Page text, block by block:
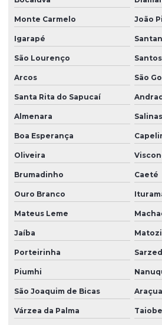
Monte Carmelo João
Igarapé
São Lourenço
Arcos São
Santa Rita do Sapucaí
Almenara Salinas
Boa Esperança
Oliveira
Brumadinho Caeté
Ouro Branco
Mateus Leme
Jaíba
Porteirinha
Piumhi
São Joaquim de Bicas
Várzea da Palma